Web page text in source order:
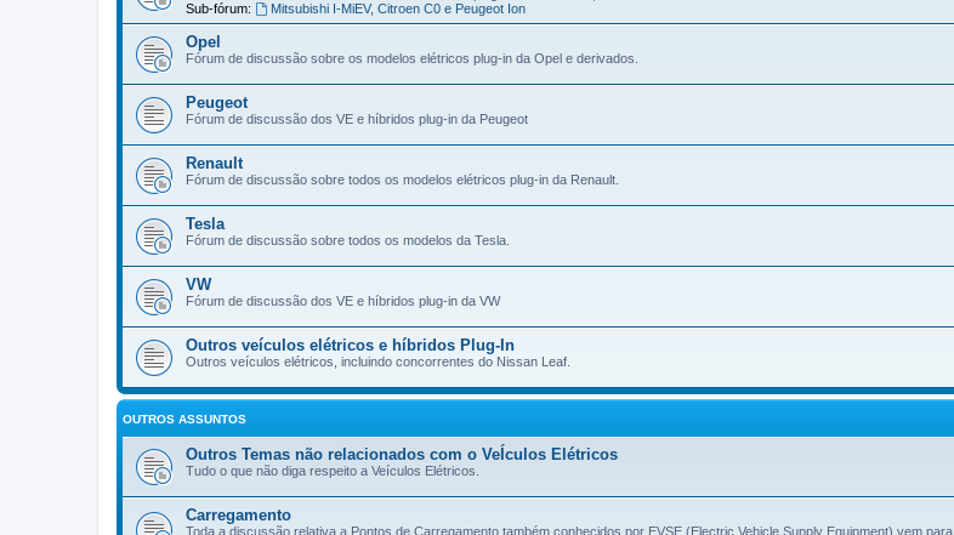
Sub-fórum:
Mitsubishi I-MiEV, Citroen C0 e Peugeot Ion
Opel
Fórum de discussão sobre os modelos elétricos plug-in da Opel e derivados.
Peugeot
Fórum de discussão dos VE e híbridos plug-in da Peugeot
Renault
Fórum de discussão sobre todos os modelos elétricos plug-in da Renault.
Tesla
Fórum de discussão sobre todos os modelos da Tesla.
VW
Fórum de discussão dos VE e híbridos plug-in da VW
Outros veículos elétricos e híbridos Plug-In
Outros veículos elétricos, incluindo concorrentes do Nissan Leaf.
OUTROS ASSUNTOS
Outros Temas não relacionados com o VeÍculos Elétricos
Tudo o que não diga respeito a Veículos Elétricos.
Carregamento
Toda a discussão relativa a Pontos de Carregamento também conhecidos por EVSE (Electric Vehicle Supply Equipment) vem para